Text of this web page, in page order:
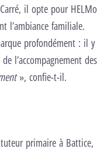
il opte pour HELMo
l’ambiance familiale.
profondément : il y
l’accompagnement des
», confie-t-il.
primaire à Battice,